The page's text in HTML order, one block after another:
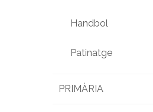
Handbol
Patinatge
PRIMÀRIA